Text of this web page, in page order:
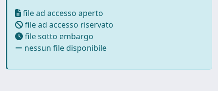
file ad accesso aperto
file ad accesso riservato
file sotto embargo
nessun file disponibile